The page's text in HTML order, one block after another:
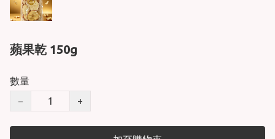
蘋果乾 150g
數量
−
+